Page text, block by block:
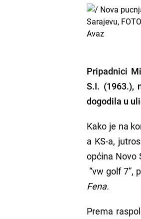
Pripadnici
S.I. (1963.),
dogodila u
Kako je na
a KS-a,
općina Novo
“vw golf 7”,
Fena.
Prema